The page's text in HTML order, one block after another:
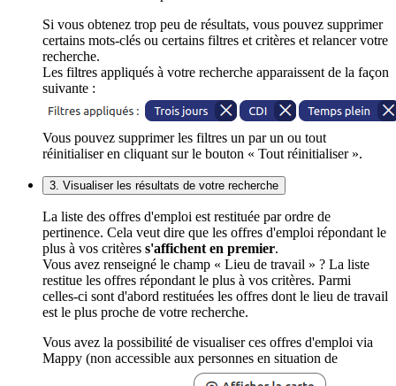
Si vous obtenez trop peu de résultats, vous pouvez supprimer
certains mots-clés ou certains filtres et critères et relancer votre
recherche.
Les filtres appliqués à votre recherche apparaissent de la façon
suivante :
Vous pouvez supprimer les filtres un par un ou tout
réinitialiser en cliquant sur le bouton « Tout réinitialiser ».
3. Visualiser les résultats de votre recherche
La liste des offres d'emploi est restituée par ordre de
pertinence. Cela veut dire que les offres d'emploi répondant le
plus à vos critères s'affichent en premier.
Vous avez renseigné le champ « Lieu de travail » ? La liste
restitue les offres répondant le plus à vos critères. Parmi
celles-ci sont d'abord restituées les offres dont le lieu de travail
est le plus proche de votre recherche.
Vous avez la possibilité de visualiser ces offres d'emploi via
Mappy (non accessible aux personnes en situation de